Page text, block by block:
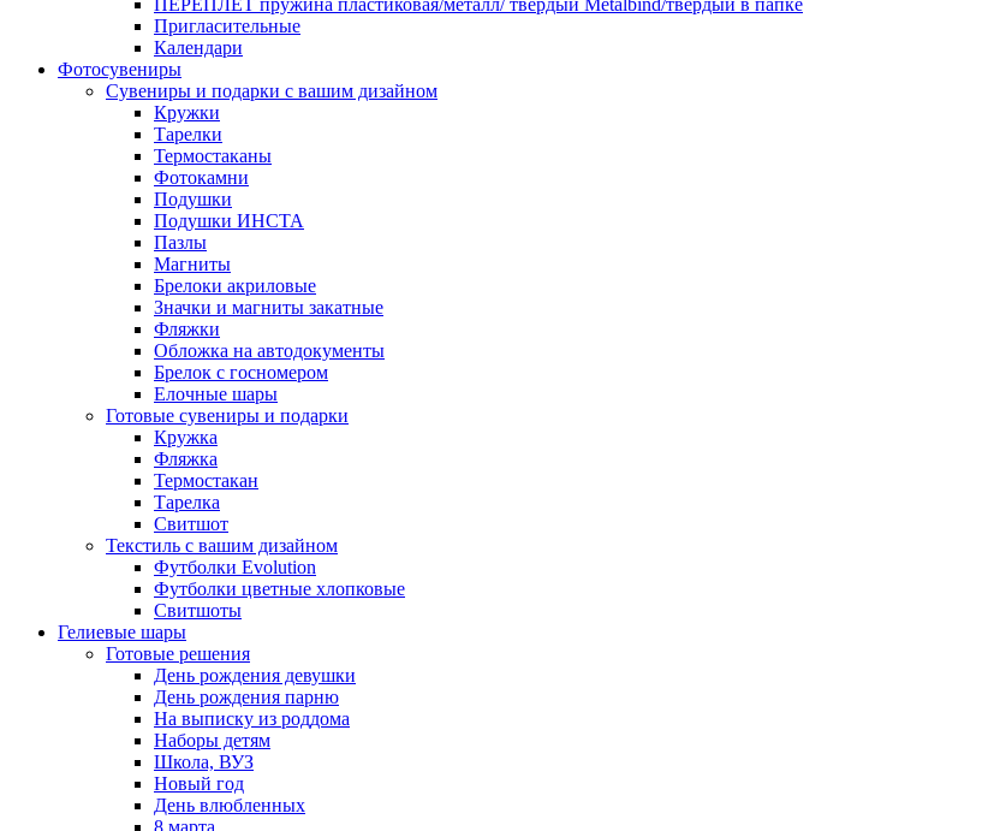
ПЕРЕПЛЕТ пружина пластиковая/металл/ твердый Metalbind/твердый в папке
Пригласительные
Календари
Фотосувениры
Сувениры и подарки с вашим дизайном
Кружки
Тарелки
Термостаканы
Фотокамни
Подушки
Подушки ИНСТА
Пазлы
Магниты
Брелоки акриловые
Значки и магниты закатные
Фляжки
Обложка на автодокументы
Брелок с госномером
Елочные шары
Готовые сувениры и подарки
Кружка
Фляжка
Термостакан
Тарелка
Свитшот
Текстиль с вашим дизайном
Футболки Evolution
Футболки цветные хлопковые
Свитшоты
Гелиевые шары
Готовые решения
День рождения девушки
День рождения парню
На выписку из роддома
Наборы детям
Школа, ВУЗ
Новый год
День влюбленных
8 марта